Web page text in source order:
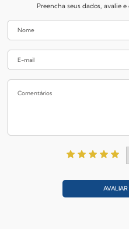
Preencha seus dados, avalie